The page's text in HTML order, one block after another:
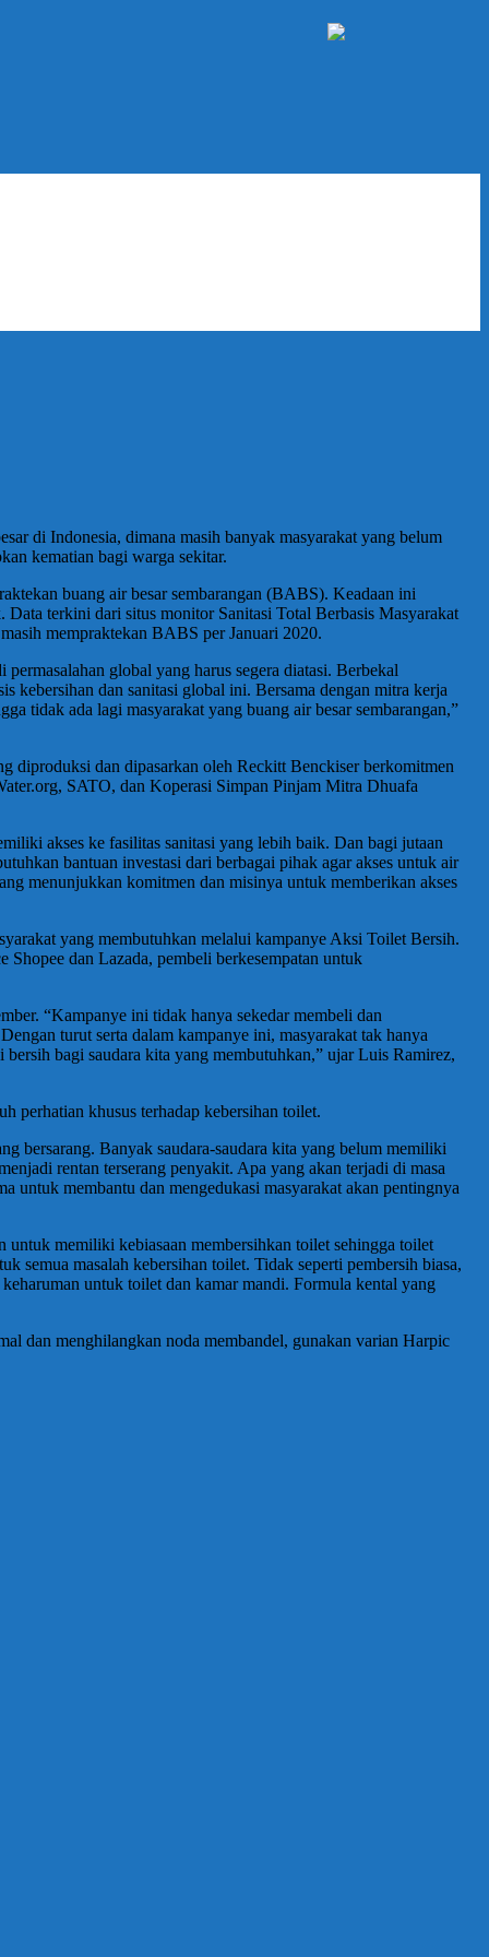
di Indonesia, dimana masih banyak masyarakat yang belum
kematian bagi warga sekitar.
buang air besar sembarangan (BABS). Keadaan ini
terkini dari situs monitor Sanitasi Total Berbasis Masyarakat
mempraktekan BABS per Januari 2020.
global yang harus segera diatasi. Berbekal
kebersihan dan sanitasi global ini. Bersama dengan mitra kerja
tidak ada lagi masyarakat yang buang air besar sembarangan,”
diproduksi dan dipasarkan oleh Reckitt Benckiser berkomitmen
SATO, dan Koperasi Simpan Pinjam Mitra Dhuafa
akses ke fasilitas sanitasi yang lebih baik. Dan bagi jutaan
bantuan investasi dari berbagai pihak agar akses untuk air
menunjukkan komitmen dan misinya untuk memberikan akses
yang membutuhkan melalui kampanye Aksi Toilet Bersih.
dan Lazada, pembeli berkesempatan untuk
“Kampanye ini tidak hanya sekedar membeli dan
turut serta dalam kampanye ini, masyarakat tak hanya
bagi saudara kita yang membutuhkan,” ujar Luis Ramirez,
perhatian khusus terhadap kebersihan toilet.
bersarang. Banyak saudara-saudara kita yang belum memiliki
rentan terserang penyakit. Apa yang akan terjadi di masa
untuk membantu dan mengedukasi masyarakat akan pentingnya
untuk memiliki kebiasaan membersihkan toilet sehingga toilet
semua masalah kebersihan toilet. Tidak seperti pembersih biasa,
untuk toilet dan kamar mandi. Formula kental yang
dan menghilangkan noda membandel, gunakan varian Harpic